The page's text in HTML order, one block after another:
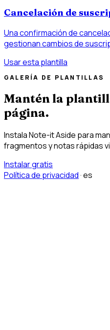
Cancelación de
Una confirmación de
gestionan cambios de
Usar esta plantilla
GALERÍA DE PLANTILLAS
Mantén la
página.
Instala Note-it Aside para
fragmentos y notas rápidas
Instalar gratis
Política de privacidad·es